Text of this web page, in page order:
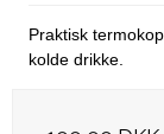
Praktisk
kolde drikke.